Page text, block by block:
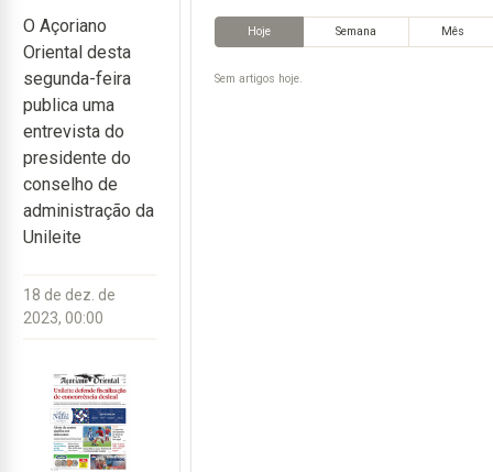
O Açoriano
Oriental desta
segunda-feira
publica uma
entrevista do
presidente do
conselho de
administração da
Unileite
18 de dez. de
2023, 00:00
Hoje Semana Mês
Sem artigos hoje.